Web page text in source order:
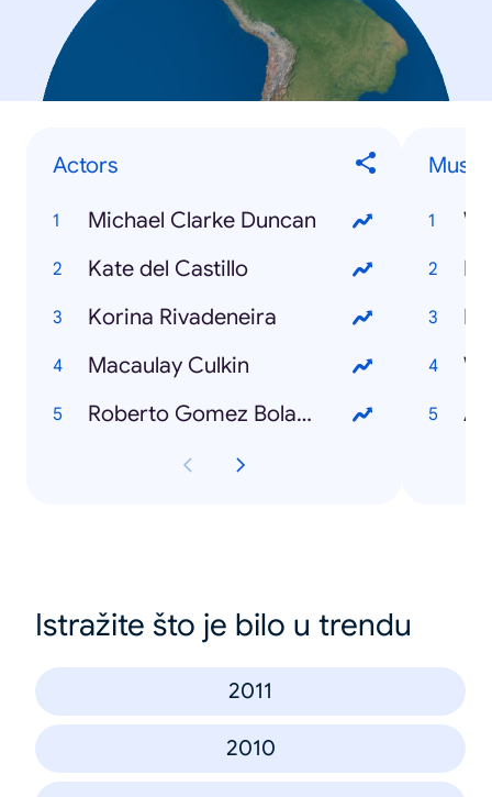
Actors
Michael Clarke Duncan
Kate del Castillo
Korina Rivadeneira
Macaulay Culkin
Roberto Gomez Bolaños
Istražite što je bilo u trendu
2011
2010